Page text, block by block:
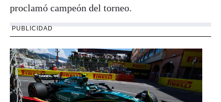
proclamó campeón del torneo.
PUBLICIDAD